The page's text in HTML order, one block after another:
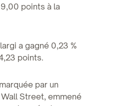
points à la
a gagné 0,23 %
points.
par un
Street, emmené